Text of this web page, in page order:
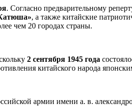
. Согласно предварительному
, а также китайские
чем 20 городах страны.
2 сентября 1945 года
китайского народа
армии имени а. в.